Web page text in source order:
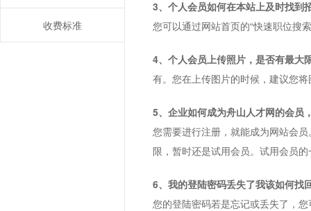
收费标准
3、个人会员如何在本站上及时找到
您可以通过网站首页的“快速职位搜
4、个人会员上传照片，是否有最大
有。您在上传图片的时候，建议您
5、企业如何成为舟山人才网的会员
您需要进行注册，就能成为网站会
限，暂时还是试用会员。试用会员
6、我的登陆密码丢失了我该如何找
您的登陆密码若是忘记或丢失了，